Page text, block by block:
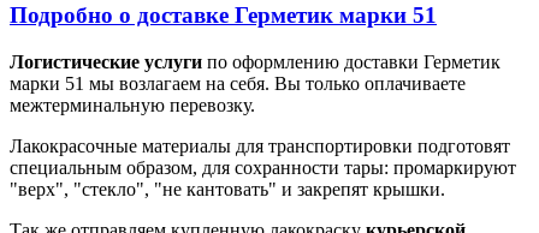
Подробно о доставке Герметик марки 51
Логистические услуги по оформлению доставки Герметик
марки 51 мы возлагаем на себя. Вы только оплачиваете
межтерминальную перевозку.
Лакокрасочные материалы для транспортировки подготовят
специальным образом, для сохранности тары: промаркируют
"верх", "стекло", "не кантовать" и закрепят крышки.